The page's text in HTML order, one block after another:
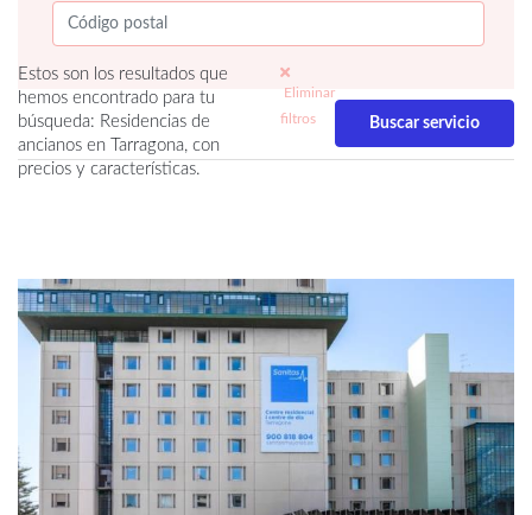
Estos son los resultados que
hemos encontrado para tu
búsqueda: Residencias de
ancianos en Tarragona, con
precios y características.
Eliminar
filtros